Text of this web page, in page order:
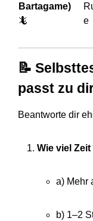
Bartagame)
🦎
e
📝
passt zu
Beantworte dir
Wie viel
a) Mehr
b) 1–2